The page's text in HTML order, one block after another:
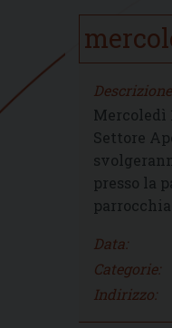
Descrizione:
Mercoledì
Settore
presso la
parrocchia
Data:
Categorie:
Indirizzo: